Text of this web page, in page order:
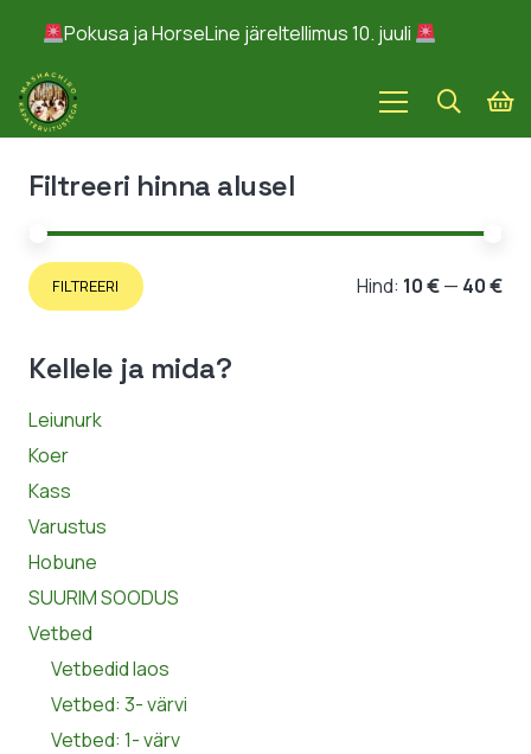
Pokusa ja HorseLine järeltellimus 10. juuli
Filtreeri hinna alusel
FILTREERI Hind: 10 €— 40 €
Kellele ja mida?
Leiunurk
Koer
Kass
Varustus
Hobune
SUURIM SOODUS
Vetbed
Vetbedid laos
Vetbed: 3- värvi
Vetbed: 1- värv